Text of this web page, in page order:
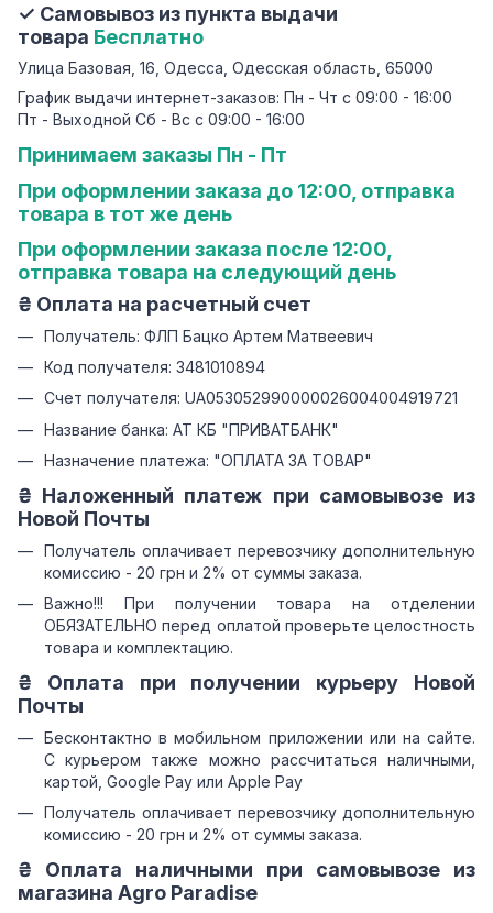
✓ Самовывоз из пункта выдачи
товара Бесплатно
Улица Базовая, 16, Одесса, Одесская область, 65000
График выдачи интернет-заказов: Пн - Чт с 09:00 - 16:00
Пт - Выходной Сб - Вс с 09:00 - 16:00
Принимаем заказы Пн - Пт
При оформлении заказа до 12:00, отправка
товара в тот же день
При оформлении заказа после 12:00,
отправка товара на следующий день
₴ Оплата на расчетный счет
Получатель: ФЛП Бацко Артем Матвеевич
Код получателя: 3481010894
Счет получателя: UA053052990000026004004919721
Название банка: АТ КБ "ПРИВАТБАНК"
Назначение платежа: "ОПЛАТА ЗА ТОВАР"
₴ Наложенный платеж при самовывозе из
Новой Почты
Получатель оплачивает перевозчику дополнительную
комиссию - 20 грн и 2% от суммы заказа.
Важно!!! При получении товара на отделении
ОБЯЗАТЕЛЬНО перед оплатой проверьте целостность
товара и комплектацию.
₴ Оплата при получении курьеру Новой
Почты
Бесконтактно в мобильном приложении или на сайте.
С курьером также можно рассчитаться наличными,
картой, Google Pay или Apple Pay
Получатель оплачивает перевозчику дополнительную
комиссию - 20 грн и 2% от суммы заказа.
₴ Оплата наличными при самовывозе из
магазина Agro Paradise